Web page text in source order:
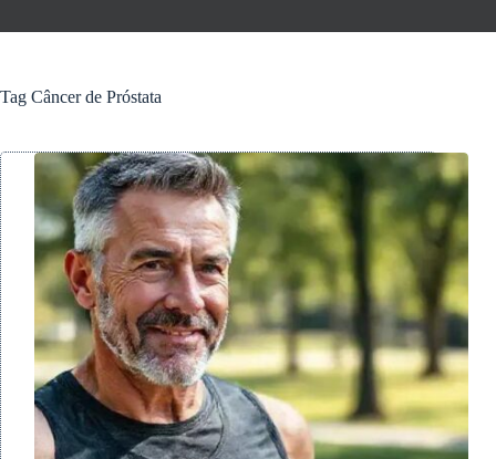
Tag Câncer de Próstata